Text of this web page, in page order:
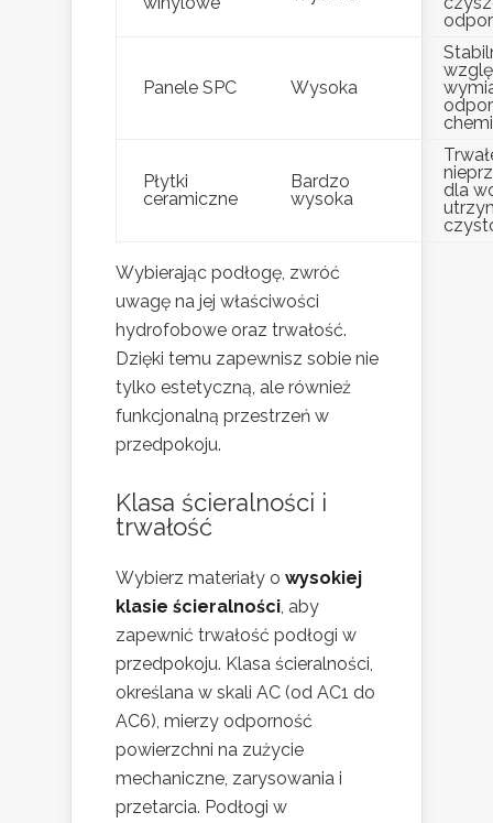
Panele SPC Wysoka
Płytki
ceramiczne
Bardzo
wysoka
dla
Wybierając podłogę, zwróć
uwagę na jej właściwości
hydrofobowe oraz trwałość.
Dzięki temu zapewnisz sobie nie
tylko estetyczną, ale również
funkcjonalną przestrzeń w
przedpokoju.
Klasa ścieralności i
trwałość
Wybierz materiały o wysokiej
klasie ścieralności, aby
zapewnić trwałość podłogi w
przedpokoju. Klasa ścieralności,
określana w skali AC (od AC1 do
AC6), mierzy odporność
powierzchni na zużycie
mechaniczne, zarysowania i
przetarcia. Podłogi w